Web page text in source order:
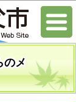
のメ